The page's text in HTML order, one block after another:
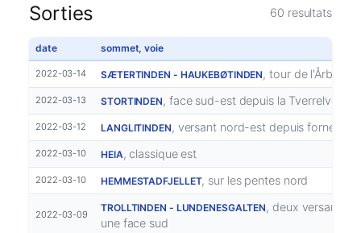
Sorties 60 resultats
date sommet, voie
2022-03-14 SÆTERTINDEN - HAUKEBØTINDEN , tour de
2022-03-13 STORTINDEN , face sud-est depuis la Tverrelvdalen
2022-03-12 LANGLITINDEN , versant nord-est depuis fornes
2022-03-10 HEIA , classique est
2022-03-10 HEMMESTADFJELLET, sur les pentes nord
2022-03-09
TROLLTINDEN - LUNDENESGALTEN , deux versants
une face sud